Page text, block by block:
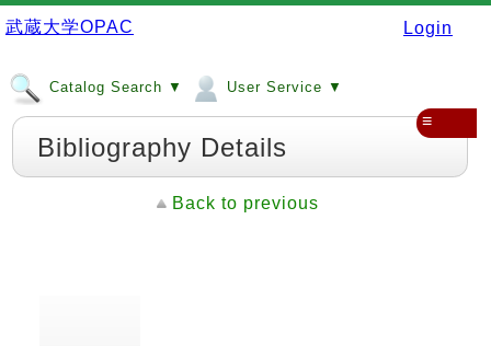
武蔵大学OPAC Login
Catalog Search ▼ User Service ▼
≡
Bibliography Details
Back to previous